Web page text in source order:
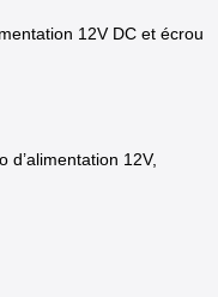
12V DC et écrou
d’alimentation 12V,